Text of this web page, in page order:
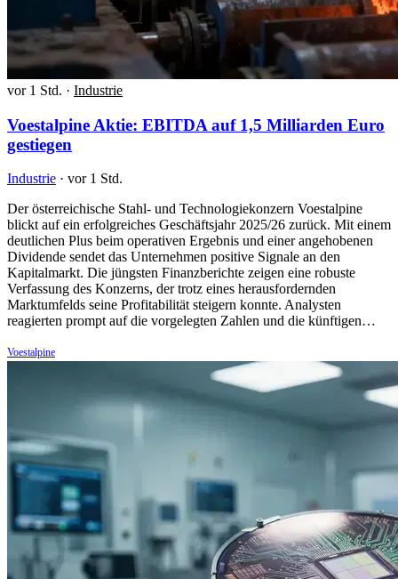
vor 1 Std. · Industrie
Voestalpine Aktie: EBITDA auf 1,5 Milliarden Euro
gestiegen
Industrie · vor 1 Std.
Der österreichische Stahl- und Technologiekonzern Voestalpine
blickt auf ein erfolgreiches Geschäftsjahr 2025/26 zurück. Mit einem
deutlichen Plus beim operativen Ergebnis und einer angehobenen
Dividende sendet das Unternehmen positive Signale an den
Kapitalmarkt. Die jüngsten Finanzberichte zeigen eine robuste
Verfassung des Konzerns, der trotz eines herausfordernden
Marktumfelds seine Profitabilität steigern konnte. Analysten
reagierten prompt auf die vorgelegten Zahlen und die künftigen…
Voestalpine